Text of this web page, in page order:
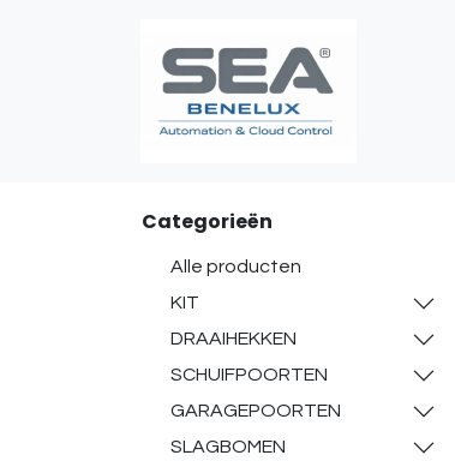
Categorieën
Alle producten
KIT
DRAAIHEKKEN
SCHUIFPOORTEN
GARAGEPOORTEN
SLAGBOMEN